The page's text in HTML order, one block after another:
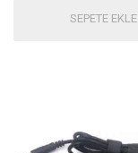
SEPETE EKLE